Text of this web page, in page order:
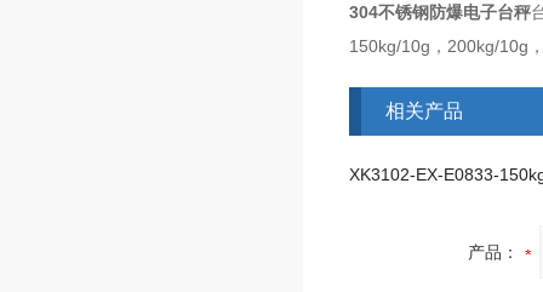
304不锈钢防爆电子台秤
150kg/10g，200kg/10g
相关产品
产品：